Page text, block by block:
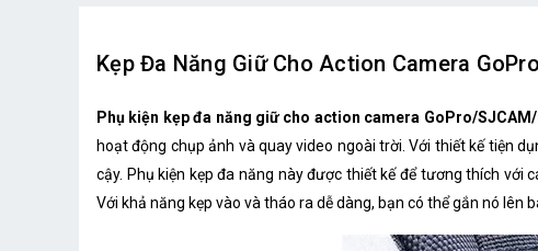
Kẹp Đa Năng Giữ Cho Action Camera
Phụ kiện kẹp đa năng giữ cho action camera GoPro/
hoạt động chụp ảnh và quay video ngoài trời. Với thiết kế tiện
cậy. Phụ kiện kẹp đa năng này được thiết kế để tương thích với
Với khả năng kẹp vào và tháo ra dễ dàng, bạn có thể gắn nó lên